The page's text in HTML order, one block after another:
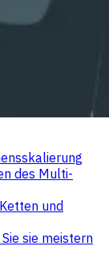
des Multi-
und
sie meistern